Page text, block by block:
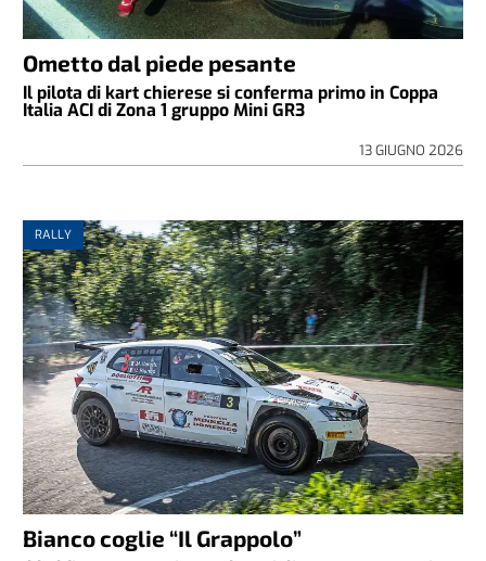
Ometto dal piede pesante
Il pilota di kart chierese si conferma primo in Coppa
Italia ACI di Zona 1 gruppo Mini GR3
13 GIUGNO 2026
RALLY
Bianco coglie “Il Grappolo”